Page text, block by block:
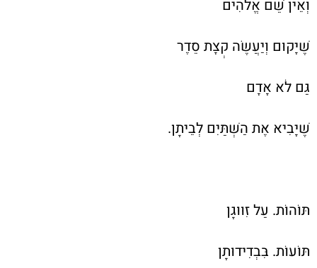
וְאֵין שֵׁם אֱלֹהִים
שֶׁיָּקוּם וְיַעֲשֶׂה קְצָת סֵדֶר
גַּם לֹא אָדָם
שֶׁיָּבִיא אֶת הַשְּׁתַּיִם לְבֵיתָן.
תּוֹהוֹת. עַל זִוּוּגָן
תּוֹעוֹת. בִּבְדִידוּתָן